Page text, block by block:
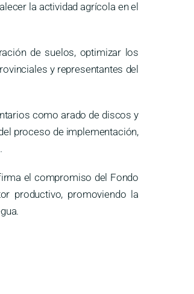
la actividad agrícola en el
de suelos, optimizar los
y representantes del
como arado de discos y
proceso de implementación,
el compromiso del Fondo
productivo, promoviendo la